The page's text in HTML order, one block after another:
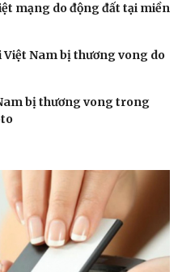
mạng do động đất tại miền
Nam bị thương vong do
bị thương vong trong